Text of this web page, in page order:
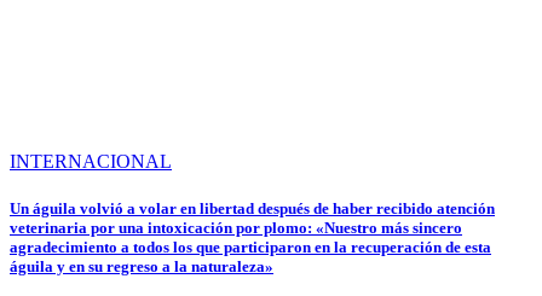
INTERNACIONAL
Un águila volvió a volar en libertad después de haber recibido atención
veterinaria por una intoxicación por plomo: «Nuestro más sincero
agradecimiento a todos los que participaron en la recuperación de esta
águila y en su regreso a la naturaleza»